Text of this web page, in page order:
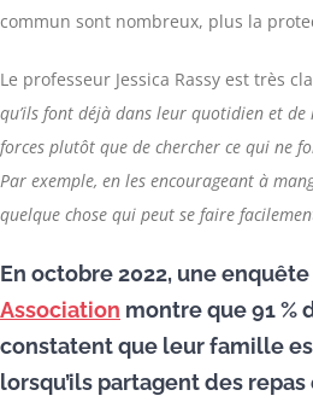
commun sont nombreux, plus la
Le professeur Jessica Rassy est très
qu’ils font déjà dans leur quotidien et
forces plutôt que de chercher ce qui ne
Par exemple, en les encourageant à
quelque chose qui peut se faire
En octobre 2022, une
Association montre que 91 %
constatent que leur famille
lorsqu’ils partagent des